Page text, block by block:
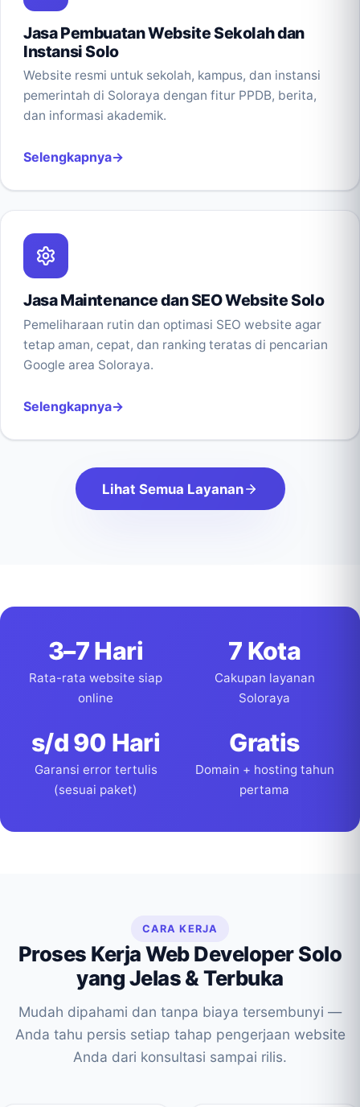
Jasa Pembuatan Website Sekolah dan
Instansi Solo
Website resmi untuk sekolah, kampus, dan instansi
pemerintah di Soloraya dengan fitur PPDB, berita,
dan informasi akademik.
Selengkapnya
Jasa Maintenance dan SEO Website Solo
Pemeliharaan rutin dan optimasi SEO website agar
tetap aman, cepat, dan ranking teratas di pencarian
Google area Soloraya.
Selengkapnya
Lihat Semua Layanan
3–7 Hari
Rata-rata website siap
online
7 Kota
Cakupan layanan
Soloraya
s/d 90 Hari
Garansi error tertulis
(sesuai paket)
Gratis
Domain + hosting tahun
pertama
CARA KERJA
Proses Kerja Web Developer Solo
yang Jelas & Terbuka
Mudah dipahami dan tanpa biaya tersembunyi —
Anda tahu persis setiap tahap pengerjaan website
Anda dari konsultasi sampai rilis.